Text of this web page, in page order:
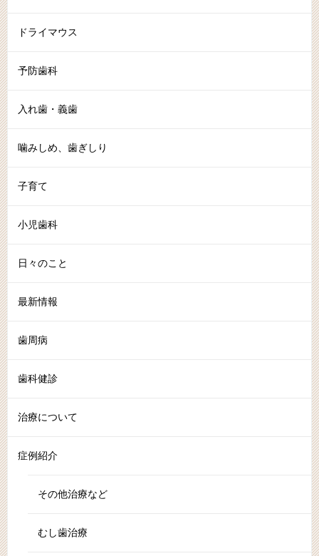
ドライマウス
予防歯科
入れ歯・義歯
噛みしめ、歯ぎしり
子育て
小児歯科
日々のこと
最新情報
歯周病
歯科健診
治療について
症例紹介
その他治療など
むし歯治療